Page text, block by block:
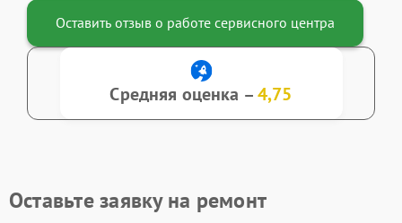
Оставить отзыв о работе сервисного центра
Средняя оценка –4,75
Оставьте заявку на ремонт